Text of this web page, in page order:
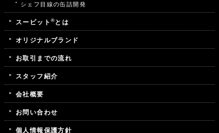
シェフ目線の缶詰開発
スービット ®とは
オリジナルブランド
お取引までの流れ
スタッフ紹介
会社概要
お問い合わせ
個人情報保護方針